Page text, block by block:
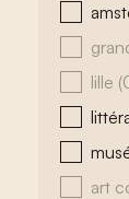
lille
art